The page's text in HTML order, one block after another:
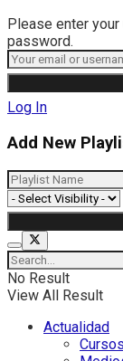
Please enter
password.
Log In
Add New
No Result
View All Result
Actualidad